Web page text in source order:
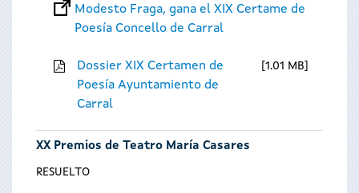
Modesto Fraga, gana el XIX Certame de
Poesía Concello de Carral
Dossier XIX Certamen de
Poesía Ayuntamiento de
Carral
1.01 MB
XX Premios de Teatro María Casares
RESUELTO